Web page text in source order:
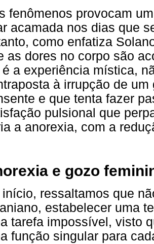
fenômenos provocam
acamada nos dias que
como enfatiza
as dores no corpo são
é a experiência mística,
à irrupção de
e que tenta fazer
pulsional que
a anorexia, com a
e gozo
início, ressaltamos que
estabelecer uma
tarefa impossível, visto
função singular para